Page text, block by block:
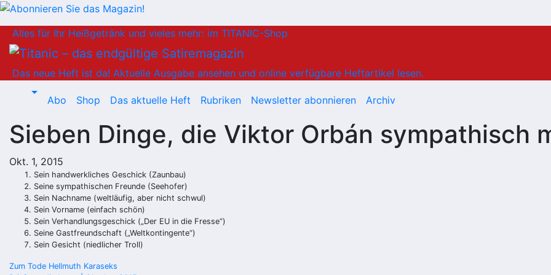
Inhalt
springen
Alles für Ihr Heißgetränk und vieles mehr: im TITANIC-Shop
Das neue Heft ist da! Aktuelle Ausgabe ansehen und online verfügbare Heftartikel lesen.
Abo Shop Das aktuelle Heft Rubriken Newsletter abonnieren Archiv
Sieben Dinge, die Viktor Orbán sympathisch
Okt. 1, 2015
Sein handwerkliches Geschick (Zaunbau)
Seine sympathischen Freunde (Seehofer)
Sein Nachname (weltläufig, aber nicht schwul)
Sein Vorname (einfach schön)
Sein Verhandlungsgeschick („Der EU in die Fresse“)
Seine Gastfreundschaft („Weltkontingente“)
Sein Gesicht (niedlicher Troll)
Zum Tode Hellmuth Karaseks